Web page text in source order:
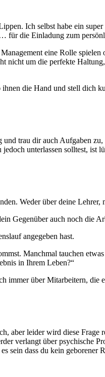
Ich selbst habe ein super
für die Einladung zum
eine Rolle
nicht um die perfekte
die Hand und stell dich
trau dir auch Aufgaben
unterlassen solltest, ist
Weder über deine
Gegenüber auch noch die
angegeben hast.
Manchmal tauchen
in Ihrem Leben?“
immer über Mitarbeitern,
aber leider wird diese
verlangt über psychische
dass du kein geborener